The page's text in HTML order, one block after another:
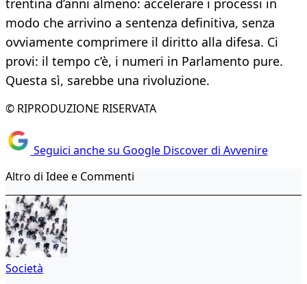
trentina d’anni almeno: accelerare i processi in
modo che arrivino a sentenza definitiva, senza
ovviamente comprimere il diritto alla difesa. Ci
provi: il tempo c’è, i numeri in Parlamento pure.
Questa sì, sarebbe una rivoluzione.
© RIPRODUZIONE RISERVATA
Seguici anche su Google Discover di Avvenire
Altro di Idee e Commenti
Società